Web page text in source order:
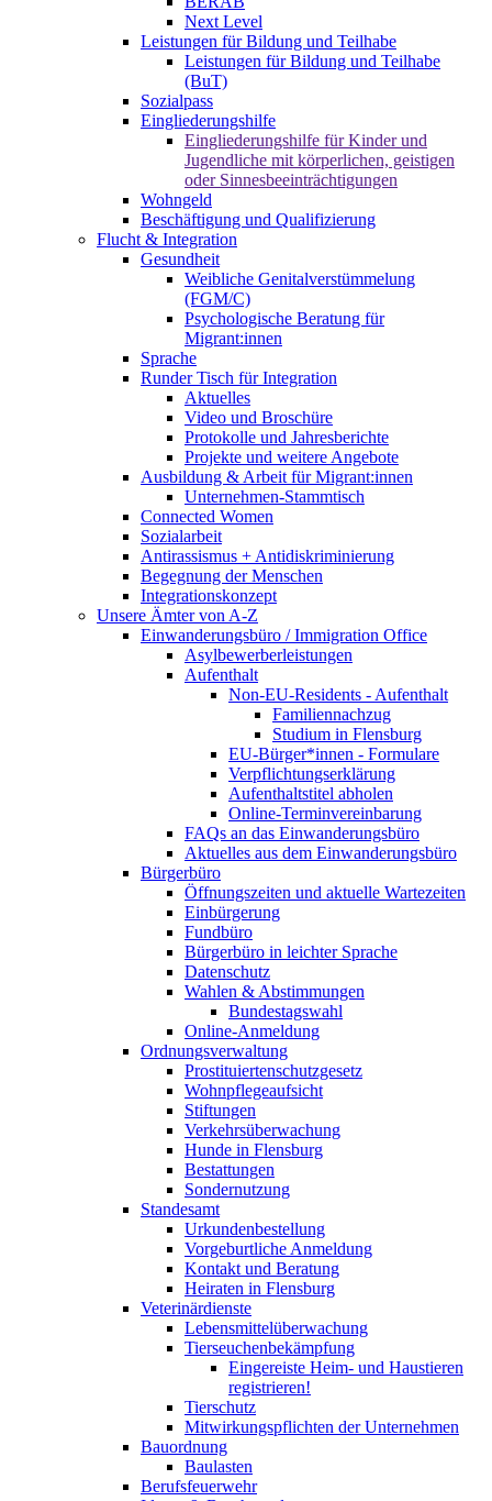
Next Level
Leistungen für Bildung und Teilhabe
Leistungen für Bildung und Teilhabe
(BuT)
Sozialpass
Eingliederungshilfe
Eingliederungshilfe für Kinder und
Jugendliche mit körperlichen, geistigen
oder Sinnesbeeinträchtigungen
Wohngeld
Beschäftigung und Qualifizierung
Flucht & Integration
Gesundheit
Weibliche Genitalverstümmelung
(FGM/C)
Psychologische Beratung für
Migrant:innen
Sprache
Runder Tisch für Integration
Aktuelles
Video und Broschüre
Protokolle und Jahresberichte
Projekte und weitere Angebote
Ausbildung & Arbeit für Migrant:innen
Unternehmen-Stammtisch
Connected Women
Sozialarbeit
Antirassismus + Antidiskriminierung
Begegnung der Menschen
Integrationskonzept
Unsere Ämter von A-Z
Einwanderungsbüro / Immigration Office
Asylbewerberleistungen
Aufenthalt
Non-EU-Residents - Aufenthalt
Familiennachzug
Studium in Flensburg
EU-Bürger*innen - Formulare
Verpflichtungserklärung
Aufenthaltstitel abholen
Online-Terminvereinbarung
FAQs an das Einwanderungsbüro
Aktuelles aus dem Einwanderungsbüro
Bürgerbüro
Öffnungszeiten und aktuelle Wartezeiten
Einbürgerung
Fundbüro
Bürgerbüro in leichter Sprache
Datenschutz
Wahlen & Abstimmungen
Bundestagswahl
Online-Anmeldung
Ordnungsverwaltung
Prostituiertenschutzgesetz
Wohnpflegeaufsicht
Stiftungen
Verkehrsüberwachung
Hunde in Flensburg
Bestattungen
Sondernutzung
Standesamt
Urkundenbestellung
Vorgeburtliche Anmeldung
Kontakt und Beratung
Heiraten in Flensburg
Veterinärdienste
Lebensmittelüberwachung
Tierseuchenbekämpfung
Eingereiste Heim- und Haustieren
registrieren!
Tierschutz
Mitwirkungspflichten der Unternehmen
Bauordnung
Baulasten
Berufsfeuerwehr